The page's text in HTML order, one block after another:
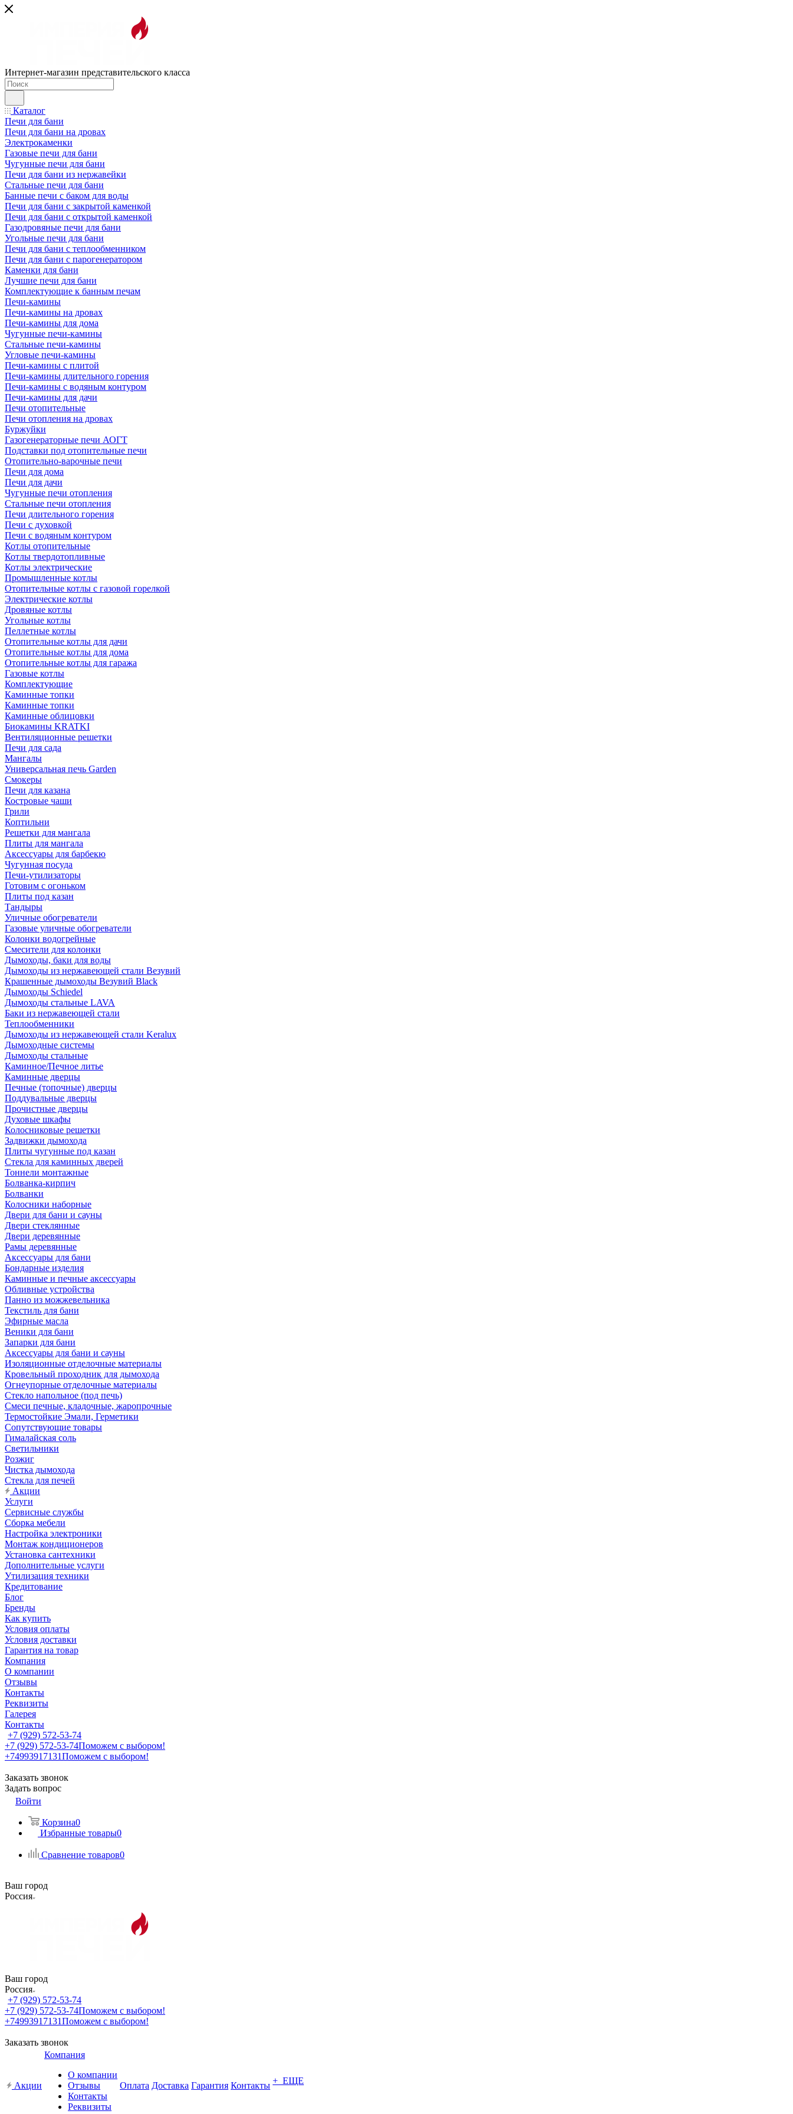
Интернет-магазин представительского класса
Каталог
Печи для бани
Печи для бани на дровах
Электрокаменки
Газовые печи для бани
Чугунные печи для бани
Печи для бани из нержавейки
Стальные печи для бани
Банные печи с баком для воды
Печи для бани с закрытой каменкой
Печи для бани с открытой каменкой
Газодровяные печи для бани
Угольные печи для бани
Печи для бани с теплообменником
Печи для бани с парогенератором
Каменки для бани
Лучшие печи для бани
Комплектующие к банным печам
Печи-камины
Печи-камины на дровах
Печи-камины для дома
Чугунные печи-камины
Стальные печи-камины
Угловые печи-камины
Печи-камины с плитой
Печи-камины длительного горения
Печи-камины с водяным контуром
Печи-камины для дачи
Печи отопительные
Печи отопления на дровах
Буржуйки
Газогенераторные печи АОГТ
Подставки под отопительные печи
Отопительно-варочные печи
Печи для дома
Печи для дачи
Чугунные печи отопления
Стальные печи отопления
Печи длительного горения
Печи с духовкой
Печи с водяным контуром
Котлы отопительные
Котлы твердотопливные
Котлы электрические
Промышленные котлы
Отопительные котлы с газовой горелкой
Электрические котлы
Дровяные котлы
Угольные котлы
Пеллетные котлы
Отопительные котлы для дачи
Отопительные котлы для дома
Отопительные котлы для гаража
Газовые котлы
Комплектующие
Каминные топки
Каминные топки
Каминные облицовки
Биокамины KRATKI
Вентиляционные решетки
Печи для сада
Мангалы
Универсальная печь Garden
Смокеры
Печи для казана
Костровые чаши
Грили
Коптильни
Решетки для мангала
Плиты для мангала
Аксессуары для барбекю
Чугунная посуда
Печи-утилизаторы
Готовим с огоньком
Плиты под казан
Тандыры
Уличные обогреватели
Газовые уличные обогреватели
Колонки водогрейные
Смесители для колонки
Дымоходы, баки для воды
Дымоходы из нержавеющей стали Везувий
Крашенные дымоходы Везувий Black
Дымоходы Schiedel
Дымоходы стальные LAVA
Баки из нержавеющей стали
Теплообменники
Дымоходы из нержавеющей стали Keralux
Дымоходные системы
Дымоходы стальные
Каминное/Печное литье
Каминные дверцы
Печные (топочные) дверцы
Поддувальные дверцы
Прочистные дверцы
Духовые шкафы
Колосниковые решетки
Задвижки дымохода
Плиты чугунные под казан
Стекла для каминных дверей
Тоннели монтажные
Болванка-кирпич
Болванки
Колосники наборные
Двери для бани и сауны
Двери стеклянные
Двери деревянные
Рамы деревянные
Аксессуары для бани
Бондарные изделия
Каминные и печные аксессуары
Обливные устройства
Панно из можжевельника
Текстиль для бани
Эфирные масла
Веники для бани
Запарки для бани
Аксессуары для бани и сауны
Изоляционные отделочные материалы
Кровельный проходник для дымохода
Огнеупорные отделочные материалы
Стекло напольное (под печь)
Смеси печные, кладочные, жаропрочные
Термостойкие Эмали, Герметики
Сопутствующие товары
Гималайская соль
Светильники
Розжиг
Чистка дымохода
Стекла для печей
Акции
Услуги
Сервисные службы
Сборка мебели
Настройка электроники
Монтаж кондиционеров
Установка сантехники
Дополнительные услуги
Утилизация техники
Кредитование
Блог
Бренды
Как купить
Условия оплаты
Условия доставки
Гарантия на товар
Компания
О компании
Отзывы
Контакты
Реквизиты
Галерея
Контакты
+7 (929) 572-53-74
+7 (929) 572-53-74Поможем с выбором!
+74993917131Поможем с выбором!
Заказать звонок
Задать вопрос
Войти
Корзина0
Избранные товары0
Сравнение товаров0
Ваш город
Россия
Ваш город
Россия
+7 (929) 572-53-74
+7 (929) 572-53-74Поможем с выбором!
+74993917131Поможем с выбором!
Заказать звонок
Акции
Компания
О компании
Отзывы
Контакты
Реквизиты
Оплата Доставка Гарантия Контакты + ЕЩЕ